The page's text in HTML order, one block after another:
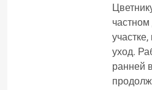
уход.
ранней